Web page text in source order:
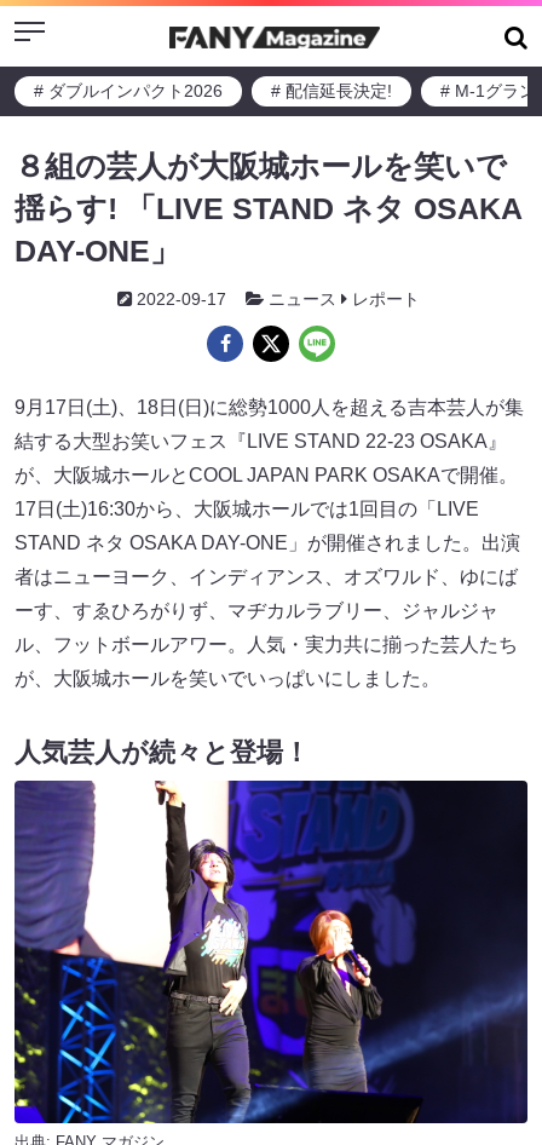
Menu
# ダブルインパクト2026 # 配信延長決定! # M-1グラン
８組の芸人が大阪城ホールを笑いで
揺らす! 「LIVE STAND ネタ OSAKA
DAY-ONE」
2022-09-17 ニュース レポート
9⽉17⽇(⼟)、18⽇(⽇)に総勢1000人を超える吉本芸人が集
結する大型お笑いフェス『LIVE STAND 22-23 OSAKA』
が、⼤阪城ホールとCOOL JAPAN PARK OSAKAで開催。
17日(土)16:30から、大阪城ホールでは1回目の「LIVE
STAND ネタ OSAKA DAY-ONE」が開催されました。出演
者はニューヨーク、インディアンス、オズワルド、ゆにば
ーす、すゑひろがりず、マヂカルラブリー、ジャルジャ
ル、フットボールアワー。人気・実力共に揃った芸人たち
が、大阪城ホールを笑いでいっぱいにしました。
人気芸人が続々と登場！